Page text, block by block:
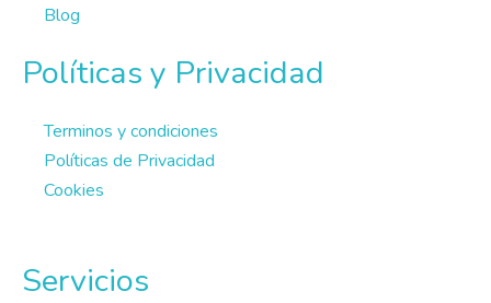
Blog
Políticas y Privacidad
Terminos y condiciones
Políticas de Privacidad
Cookies
Servicios